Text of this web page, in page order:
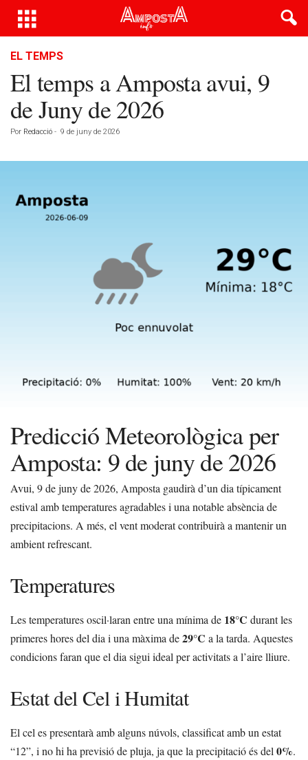
EL TEMPS
El temps a Amposta avui, 9
de Juny de 2026
Por Redacció - 9 de juny de 2026
Predicció Meteorològica per
Amposta: 9 de juny de 2026
Avui, 9 de juny de 2026, Amposta gaudirà d’un dia típicament
estival amb temperatures agradables i una notable absència de
precipitacions. A més, el vent moderat contribuirà a mantenir un
ambient refrescant.
Temperatures
Les temperatures oscil·laran entre una mínima de 18°C durant les
primeres hores del dia i una màxima de29°C a la tarda. Aquestes
condicions faran que el dia sigui ideal per activitats a l’aire lliure.
Estat del Cel i Humitat
El cel es presentarà amb alguns núvols, classificat amb un estat
“12”, i no hi ha previsió de pluja, ja que la precipitació és del0%.